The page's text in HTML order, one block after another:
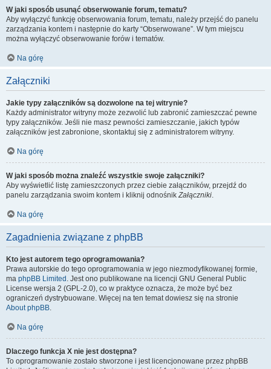
W jaki sposób usunąć obserwowanie forum, tematu?
Aby wyłączyć funkcję obserwowania forum, tematu, należy przejść do panelu
zarządzania kontem i następnie do karty “Obserwowane”. W tym miejscu
można wyłączyć obserwowanie forów i tematów.
Na górę
Załączniki
Jakie typy załączników są dozwolone na tej witrynie?
Każdy administrator witryny może zezwolić lub zabronić zamieszczać pewne
typy załączników. Jeśli nie masz pewności zamieszczanie, jakich typów
załączników jest zabronione, skontaktuj się z administratorem witryny.
Na górę
W jaki sposób można znaleźć wszystkie swoje załączniki?
Aby wyświetlić listę zamieszczonych przez ciebie załączników, przejdź do
panelu zarządzania swoim kontem i kliknij odnośnikZałączniki.
Na górę
Zagadnienia związane z phpBB
Kto jest autorem tego oprogramowania?
Prawa autorskie do tego oprogramowania w jego niezmodyfikowanej formie,
ma phpBB Limited . Jest ono publikowane na licencji GNU General Public
License wersja 2 (GPL-2.0), co w praktyce oznacza, że może być bez
ograniczeń dystrybuowane. Więcej na ten temat dowiesz się na stronie
About phpBB.
Na górę
Dlaczego funkcja X nie jest dostępna?
To oprogramowanie zostało stworzone i jest licencjonowane przez phpBB